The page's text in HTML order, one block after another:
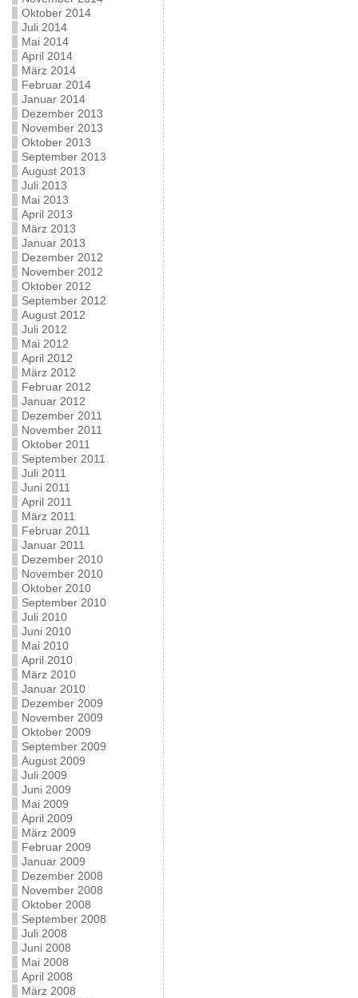
Oktober 2014
Juli 2014
Mai 2014
April 2014
März 2014
Februar 2014
Januar 2014
Dezember 2013
November 2013
Oktober 2013
September 2013
August 2013
Juli 2013
Mai 2013
April 2013
März 2013
Januar 2013
Dezember 2012
November 2012
Oktober 2012
September 2012
August 2012
Juli 2012
Mai 2012
April 2012
März 2012
Februar 2012
Januar 2012
Dezember 2011
November 2011
Oktober 2011
September 2011
Juli 2011
Juni 2011
April 2011
März 2011
Februar 2011
Januar 2011
Dezember 2010
November 2010
Oktober 2010
September 2010
Juli 2010
Juni 2010
Mai 2010
April 2010
März 2010
Januar 2010
Dezember 2009
November 2009
Oktober 2009
September 2009
August 2009
Juli 2009
Juni 2009
Mai 2009
April 2009
März 2009
Februar 2009
Januar 2009
Dezember 2008
November 2008
Oktober 2008
September 2008
Juli 2008
Juni 2008
Mai 2008
April 2008
März 2008